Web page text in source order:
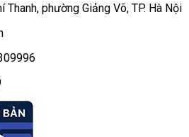
phường Giảng Võ, TP. Hà Nội